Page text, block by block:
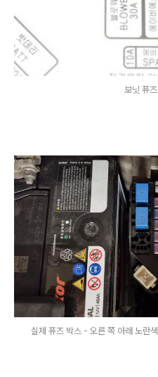
보닛 퓨
실제 퓨즈 박스 - 오른 쪽 아래 노란